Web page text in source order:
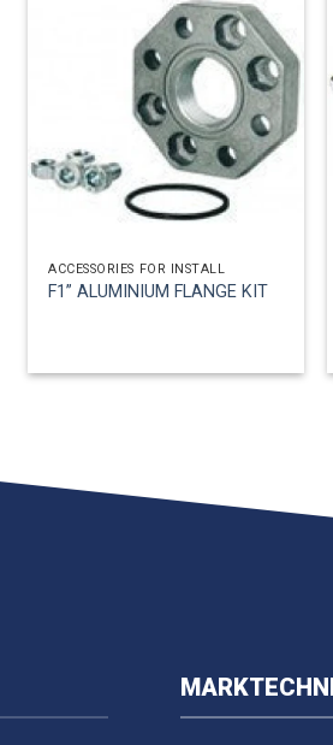
ACCESSORIES FOR INSTALL
F1” ALUMINIUM FLANGE KIT